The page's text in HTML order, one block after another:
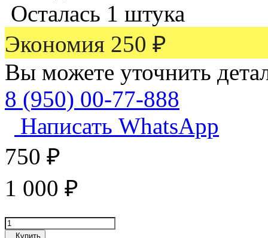
Осталась 1 штука
Экономия 250 ₽
Вы можете уточнить
8 (950) 00-77-888
Написать WhatsApp
750 ₽
1 000 ₽
Купить